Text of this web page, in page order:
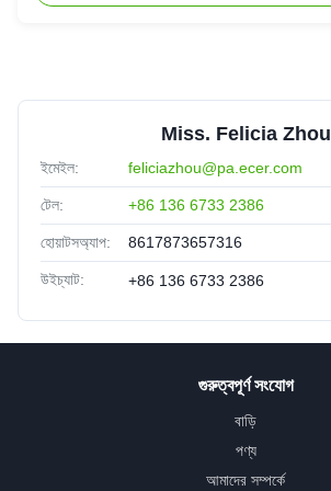
Miss. Felicia Zhou
ইমেইল: feliciazhou@pa.ecer.com
টেল: +86 136 6733 2386
হোয়াটসঅ্যাপ: 8617873657316
উইচ্যাট: +86 136 6733 2386
গুরুত্বপূর্ণ সংযোগ
বাড়ি
পণ্য
আমাদের সম্পর্কে